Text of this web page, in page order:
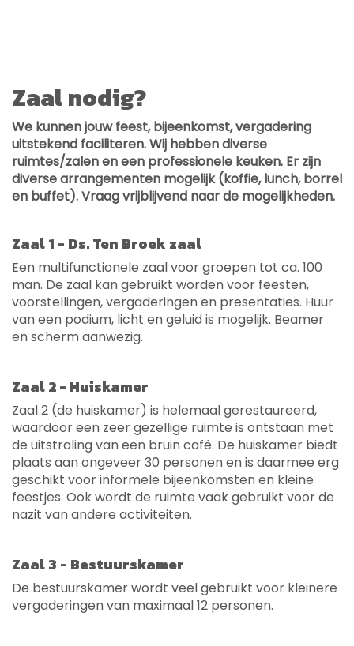
Zaal nodig?
We kunnen jouw feest, bijeenkomst, vergadering
uitstekend faciliteren. Wij hebben diverse
ruimtes/zalen en een professionele keuken. Er zijn
diverse arrangementen mogelijk (koffie, lunch, borrel
en buffet). Vraag vrijblijvend naar de mogelijkheden.
Zaal 1 - Ds. Ten Broek zaal
Een multifunctionele zaal voor groepen tot ca. 100
man. De zaal kan gebruikt worden voor feesten,
voorstellingen, vergaderingen en presentaties. Huur
van een podium, licht en geluid is mogelijk. Beamer
en scherm aanwezig.
Zaal 2 - Huiskamer
Zaal 2 (de huiskamer) is helemaal gerestaureerd,
waardoor een zeer gezellige ruimte is ontstaan met
de uitstraling van een bruin café. De huiskamer biedt
plaats aan ongeveer 30 personen en is daarmee erg
geschikt voor informele bijeenkomsten en kleine
feestjes. Ook wordt de ruimte vaak gebruikt voor de
nazit van andere activiteiten.
Zaal 3 - Bestuurskamer
De bestuurskamer wordt veel gebruikt voor kleinere
vergaderingen van maximaal 12 personen.